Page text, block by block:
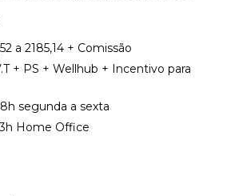
a 2185,14 + Comissão
+ PS + Wellhub + Incentivo para
segunda a sexta
Home Office